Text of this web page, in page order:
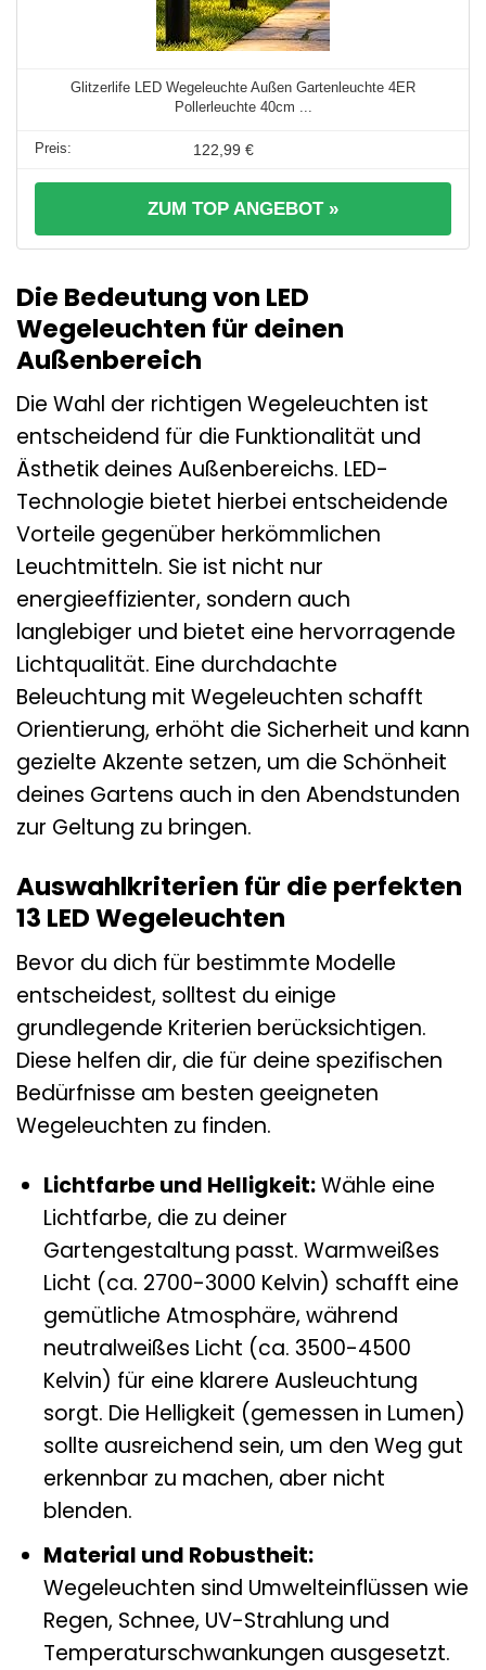
Glitzerlife LED Wegeleuchte Außen Gartenleuchte 4ER
Pollerleuchte 40cm ...
122,99 €
ZUM TOP ANGEBOT »
Die Bedeutung von LED
Wegeleuchten für deinen
Außenbereich
Die Wahl der richtigen Wegeleuchten ist
entscheidend für die Funktionalität und
Ästhetik deines Außenbereichs. LED-
Technologie bietet hierbei entscheidende
Vorteile gegenüber herkömmlichen
Leuchtmitteln. Sie ist nicht nur
energieeffizienter, sondern auch
langlebiger und bietet eine hervorragende
Lichtqualität. Eine durchdachte
Beleuchtung mit Wegeleuchten schafft
Orientierung, erhöht die Sicherheit und kann
gezielte Akzente setzen, um die Schönheit
deines Gartens auch in den Abendstunden
zur Geltung zu bringen.
Auswahlkriterien für die perfekten
13 LED Wegeleuchten
Bevor du dich für bestimmte Modelle
entscheidest, solltest du einige
grundlegende Kriterien berücksichtigen.
Diese helfen dir, die für deine spezifischen
Bedürfnisse am besten geeigneten
Wegeleuchten zu finden.
Lichtfarbe und Helligkeit:Wähle eine
Lichtfarbe, die zu deiner
Gartengestaltung passt. Warmweißes
Licht (ca. 2700-3000 Kelvin) schafft eine
gemütliche Atmosphäre, während
neutralweißes Licht (ca. 3500-4500
Kelvin) für eine klarere Ausleuchtung
sorgt. Die Helligkeit (gemessen in Lumen)
sollte ausreichend sein, um den Weg gut
erkennbar zu machen, aber nicht
blenden.
Material und Robustheit:
Wegeleuchten sind Umwelteinflüssen wie
Regen, Schnee, UV-Strahlung und
Temperaturschwankungen ausgesetzt.